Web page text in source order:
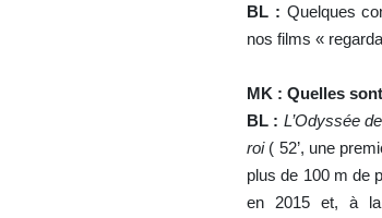
BL : Quelques
nos films «
MK : Quelles
BL : L’Odyssée
roi( 52’, une
plus de 100 m de
en 2015 et, à la